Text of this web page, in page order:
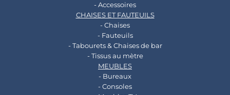
- Accessoires
CHAISES ET FAUTEUILS
- Chaises
- Fauteuils
- Tabourets & Chaises de bar
- Tissus au mètre
MEUBLES
- Bureaux
- Consoles